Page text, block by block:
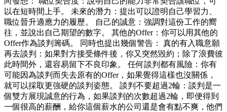
以在短時間上手。 未來的潛力：提出可以證明自己學習力、
職位晉升適應力的履歷。 自己的誠意：強調對這份工作的嚮
往，並說出自己期望的數字。 其他的Offer：你可以用其他的
Offer作為談判籌碼。 同時也提出幾個警告： 真的有入職意願
再去談判：如果對方接受條件後，你又突然毀約；除了浪費彼
此時間外，還容易留下不良印象。 任何談判都有風險：你有
可能因為談判而失去原有的Offer，如果覺得這樣也沒關係，
就可以採取更強硬的談判姿態。 談判不要超過2輪：談判是一
個雙方展現誠意的行為，如果談判的次數超過2輪，即便得到
一個很高的薪酬，給你這個薪水的公司還是會有點不爽，他們